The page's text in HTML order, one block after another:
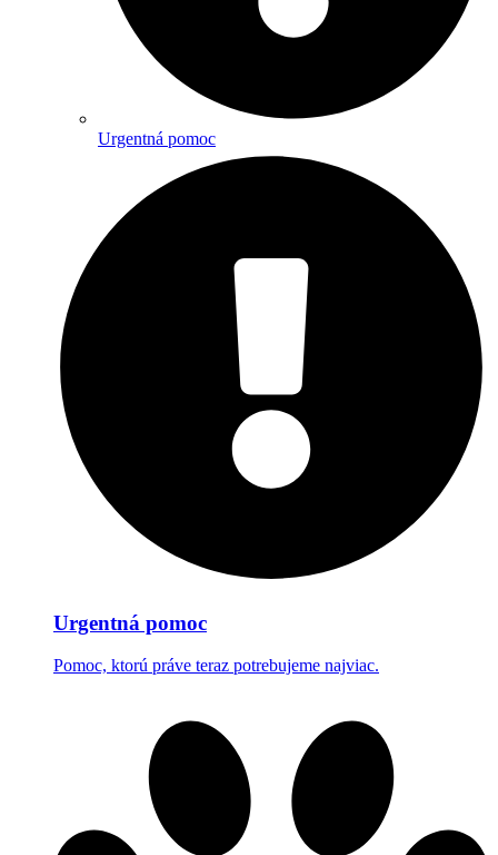
Urgentná pomoc
Urgentná pomoc
Pomoc, ktorú práve teraz potrebujeme najviac.